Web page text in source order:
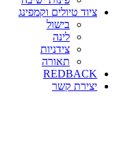
ציוד טיולים וקמפינג
בישול
לינה
צידניות
תאורה
REDBACK
יצירת קשר